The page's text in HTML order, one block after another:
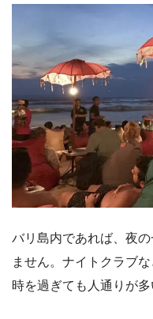
バリ島内であれば、夜
ません。ナイトクラブ
時を過ぎても人通りが多